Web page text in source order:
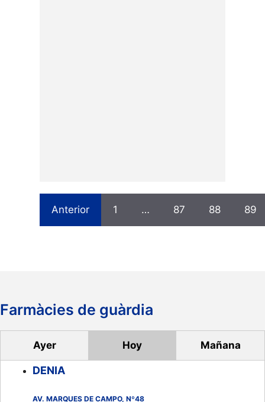
Anterior 1 … 87 88 89
Farmàcies de guàrdia
Ayer Hoy Mañana
DENIA
AV. MARQUES DE CAMPO, Nº48